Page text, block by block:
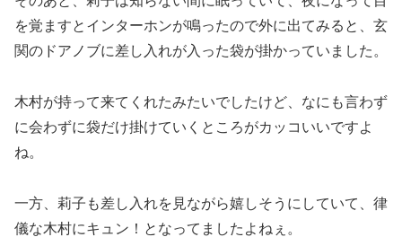
を覚ますとインターホンが鳴ったので外に出てみると、玄
関のドアノブに差し入れが入った袋が掛かっていました。
木村が持って来てくれたみたいでしたけど、なにも言わず
に会わずに袋だけ掛けていくところがカッコいいですよ
ね。
一方、莉子も差し入れを見ながら嬉しそうにしていて、律
儀な木村にキュン！となってましたよねぇ。